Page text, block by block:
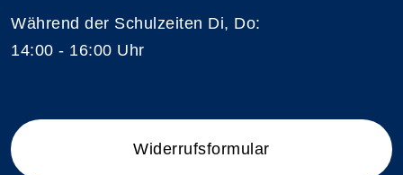
Während der Schulzeiten Di, Do:
14:00 - 16:00 Uhr
Widerrufsformular